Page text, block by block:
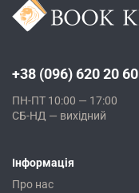
+38 (096) 620 20 60
ПН-ПТ 10:00 — 17:00
СБ-НД — вихідний
Інформація
Про нас